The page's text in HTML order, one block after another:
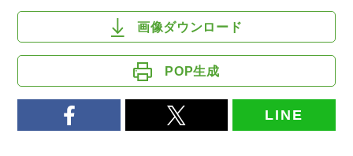
画像ダウンロード
POP生成
LINE